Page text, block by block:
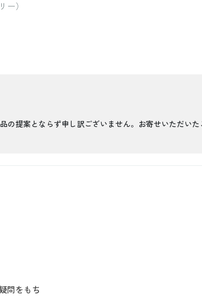
）
の提案とならず申し訳ございません。お寄せいただい
問をもち